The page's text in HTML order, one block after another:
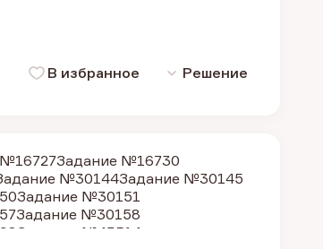
В избранное Решение
Задание №16730
№30144Задание №30145
Задание №30151
Задание №30158
Задание №43514